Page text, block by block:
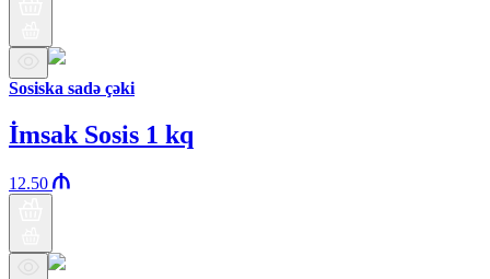
Sosiska sadə çəki
İmsak Sosis 1 kq
12.50